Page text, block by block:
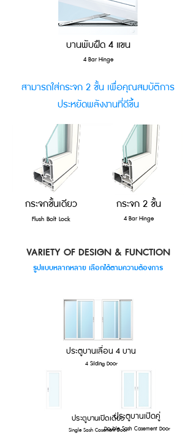
บานพับฝืด 4 แขน
4 Bar Hinge
สามารถใส่กระจก 2 ชั้น เพื่อคุณสมบัติการ
ประหยัดพลังงานที่ดีขึ้น
กระจกชั้นเดียว
Flush Bolt Lock
กระจก 2 ชั้น
4 Bar Hinge
VARIETY OF DESIGN & FUNCTION
รูปแบบหลากหลาย เลือกได้ตามความต้องการ
ประตูบานเลื่อน 4 บาน
4 Silding Door
ประตูบานเปิดคู่
Double Sash Casement Door
ประตูบานเปิดเดี่ยว
Single Sash Casement Door